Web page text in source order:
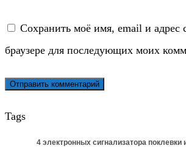
Сохранить моё имя, email и адрес
браузере для последующих моих
Tags
4 электронных сигнализатора поклевки